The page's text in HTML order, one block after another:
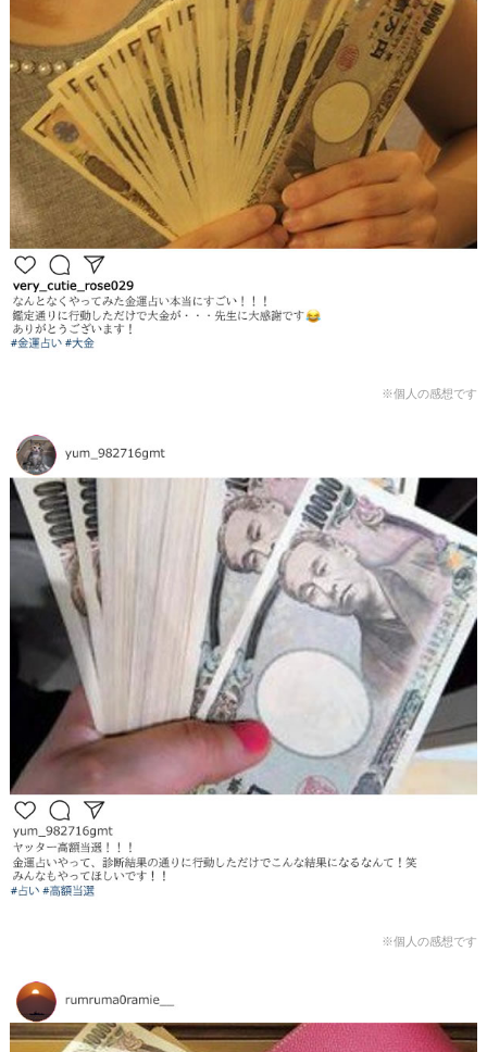
※個人の感想です
※個人の感想です